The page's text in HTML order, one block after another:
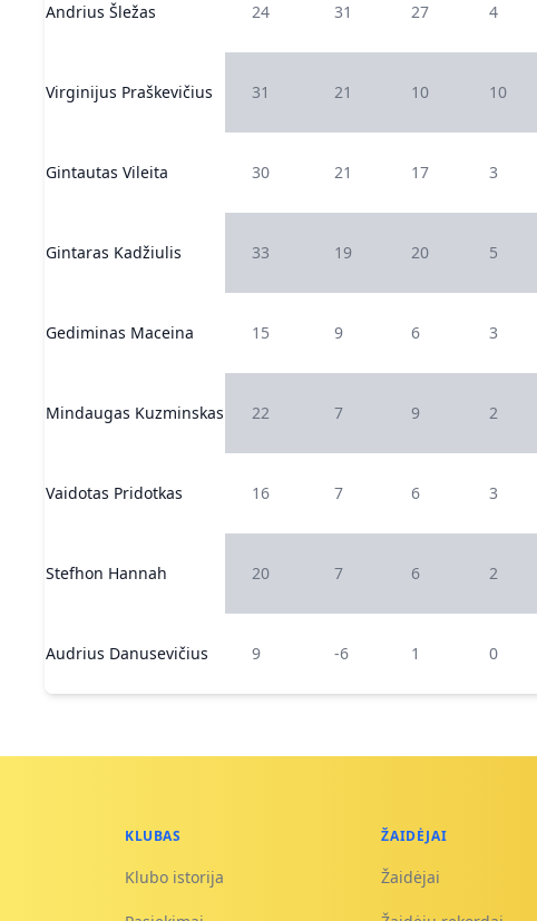
Andrius Šležas 24 31 27 4
Virginijus Praškevičius 31 21 10 10
Gintautas Vileita 30 21 17 3
Gintaras Kadžiulis 33 19 20 5
Gediminas Maceina 15 9 6 3
Mindaugas Kuzminskas 22 7 9 2
Vaidotas Pridotkas 16 7 6 3
Stefhon Hannah 20 7 6 2
Audrius Danusevičius 9 -6 1 0
KLUBAS
Klubo istorija
ŽAIDĖJAI
Žaidėjai